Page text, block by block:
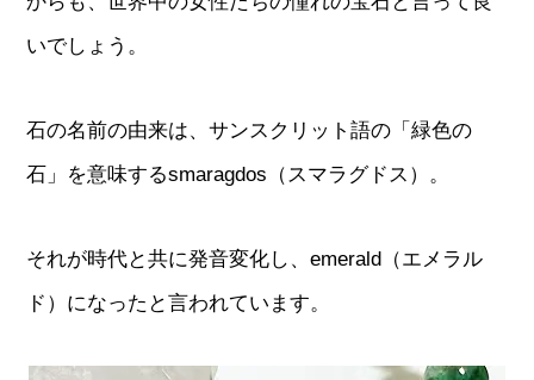
いでしょう。
石の名前の由来は、サンスクリット語の「緑色の
石」を意味するsmaragdos（スマラグドス）。
それが時代と共に発音変化し、emerald（エメラル
ド）になったと言われています。